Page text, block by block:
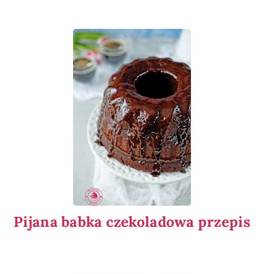
Pijana babka czekoladowa przepis